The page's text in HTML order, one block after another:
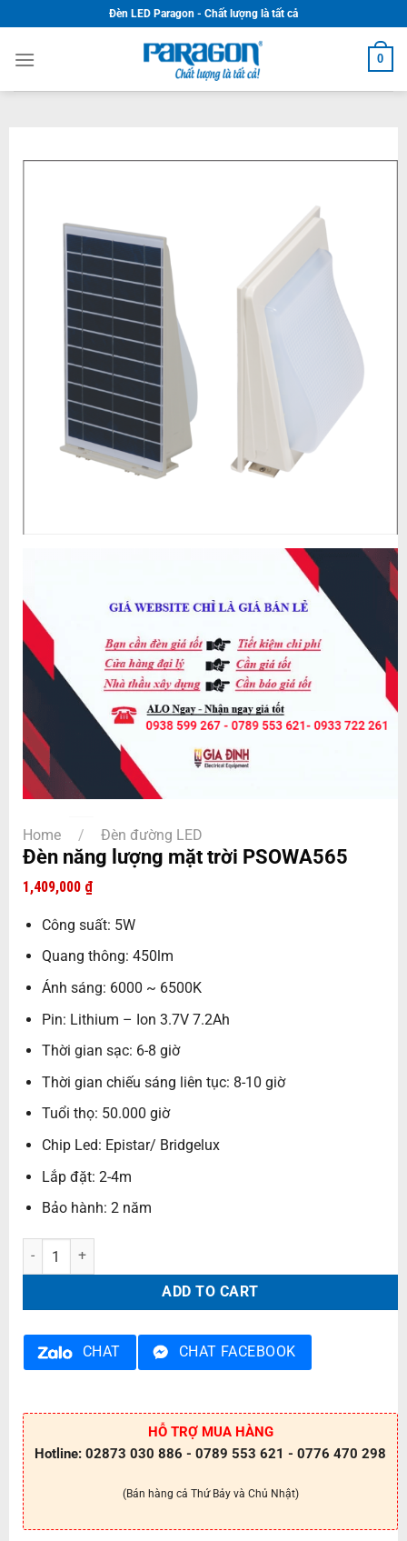
to
content
Đèn LED Paragon - Chất lượng là tất cả
0
Home / Đèn đường LED
Đèn năng lượng mặt trời PSOWA565
1,409,000 ₫
Công suất: 5W
Quang thông: 450lm
Ánh sáng: 6000 ~ 6500K
Pin: Lithium – Ion 3.7V 7.2Ah
Thời gian sạc: 6-8 giờ
Thời gian chiếu sáng liên tục: 8-10 giờ
Tuổi thọ: 50.000 giờ
Chip Led: Epistar/ Bridgelux
Lắp đặt: 2-4m
Bảo hành: 2 năm
Đèn năng lượng mặt trời PSOWA565 quantity
ADD TO CART
CHAT CHAT FACEBOOK
HỖ TRỢ MUA HÀNG
Hotline: 02873 030 886 - 0789 553 621 - 0776 470 298
(Bán hàng cả Thứ Bảy và Chủ Nhật)